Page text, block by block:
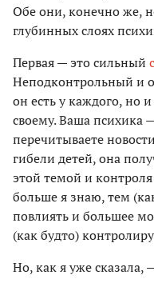
Обе они, конечно же,
глубинных слоях
Первая — это сильный
Неподконтрольный и
он есть у каждого, но
своему. Ваша психика
перечитываете
гибели детей, она
этой темой и
больше я знаю, тем
повлиять и большее
(как будто)
Но, как я уже сказала,